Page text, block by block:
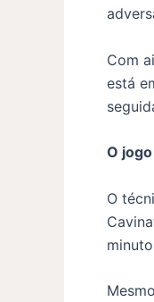
Com
está
O jogo
O